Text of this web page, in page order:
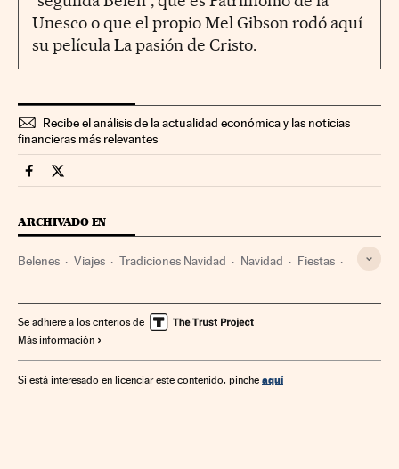
Unesco o que el propio Mel Gibson rodó aquí
su película La pasión de Cristo.
Recibe el análisis de la actualidad económica y las noticias
financieras más relevantes
Fortunas Cinco Días en Facebook
Fortunas Cinco Días en Twitter
ARCHIVADO EN
Belenes Viajes Tradiciones Navidad Navidad Fiestas
Se adhiere a los criterios de
Más información
Si está interesado en licenciar este contenido, pinche aquí